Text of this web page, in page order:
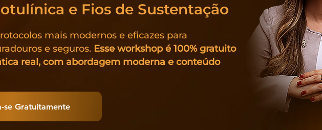
e Fios de Sustentação
mais modernos e eficazes para
e seguros. Esse workshop é 100% gratuito
real, com abordagem moderna e conteúdo
se Gratuitamente